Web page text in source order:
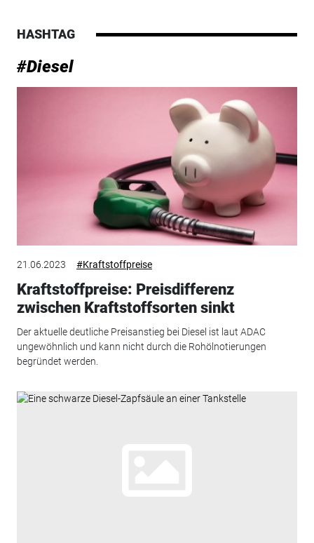
HASHTAG
#Diesel
21.06.2023 #Kraftstoffpreise
Kraftstoffpreise: Preisdifferenz
zwischen Kraftstoffsorten sinkt
Der aktuelle deutliche Preisanstieg bei Diesel ist laut ADAC
ungewöhnlich und kann nicht durch die Rohölnotierungen
begründet werden.